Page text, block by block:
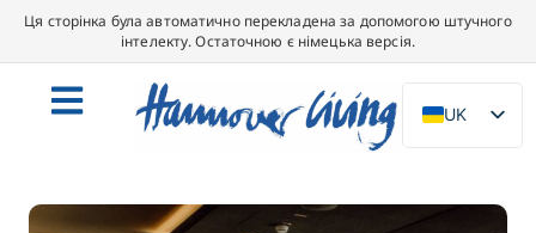
Ця сторінка була автоматично перекладена за допомогою штучного
інтелекту. Остаточною є німецька версія.
UK
DE